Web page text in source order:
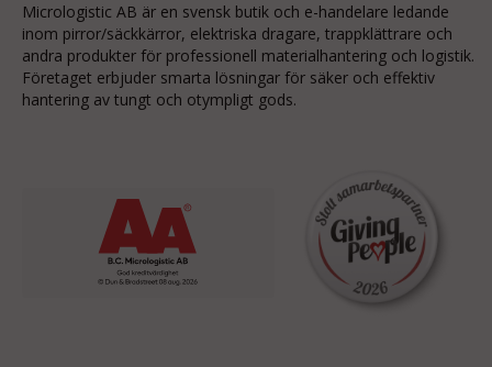
Micrologistic AB är en svensk butik och e-handelare ledande
inom pirror/säckkärror, elektriska dragare, trappklättrare och
andra produkter för professionell materialhantering och logistik.
Företaget erbjuder smarta lösningar för säker och effektiv
hantering av tungt och otympligt gods.